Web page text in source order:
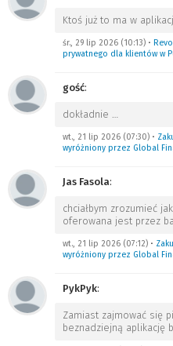
Ktoś już to ma w
śr., 29 lip 2026 (10:13) •
prywatnego dla klientów w
gość:
dokładnie …
wt., 21 lip 2026 (07:30) •
wyróżniony przez Global
Jas Fasola:
chciałbym zrozumieć
oferowana jest przez
wt., 21 lip 2026 (07:12) •
wyróżniony przez Global
PykPyk:
Zamiast zajmować się
beznadziejną aplikację